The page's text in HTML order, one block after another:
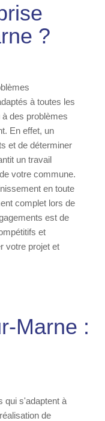
?
à toutes les
des problèmes
En effet, un
et de déterminer
un travail
votre commune.
en toute
complet lors de
est de
et
votre projet et
Marne :
qui s'adaptent à
de